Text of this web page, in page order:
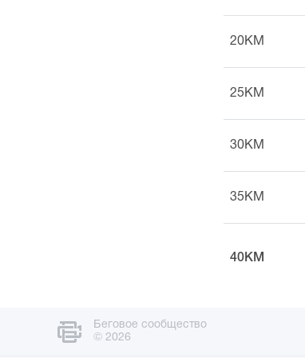
20KM
25KM
30KM
35KM
40KM
Беговое сообщество
© 2026